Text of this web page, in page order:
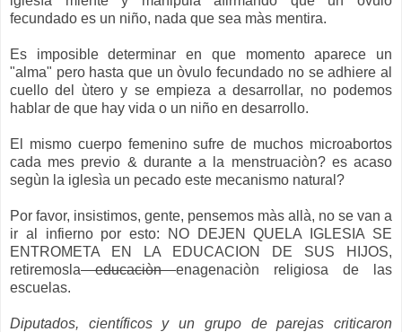
fecundado es un niño, nada que sea màs mentira.
Es imposible determinar en que momento aparece un
"alma" pero hasta que un òvulo fecundado no se adhiere al
cuello del ùtero y se empieza a desarrollar, no podemos
hablar de que hay vida o un niño en desarrollo.
El mismo cuerpo femenino sufre de muchos microabortos
cada mes previo & durante a la menstruaciòn? es acaso
segùn la iglesìa un pecado este mecanismo natural?
Por favor, insistimos, gente, pensemos màs allà, no se van a
ir al infierno por esto: NO DEJEN QUELA IGLESIA SE
ENTROMETA EN LA EDUCACION DE SUS HIJOS,
retiremoslaeducaciònenagenaciòn religiosa de las
escuelas.
Diputados, científicos y un grupo de parejas criticaron